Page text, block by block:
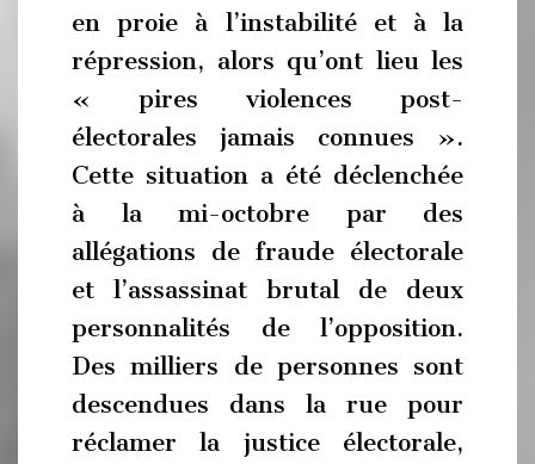
en proie à l’instabilité et à la
répression, alors qu’ont lieu les
« pires violences post-
électorales jamais connues ».
Cette situation a été déclenchée
à la mi-octobre par des
allégations de fraude électorale
et l’assassinat brutal de deux
personnalités de l’opposition.
Des milliers de personnes sont
descendues dans la rue pour
réclamer la justice électorale,